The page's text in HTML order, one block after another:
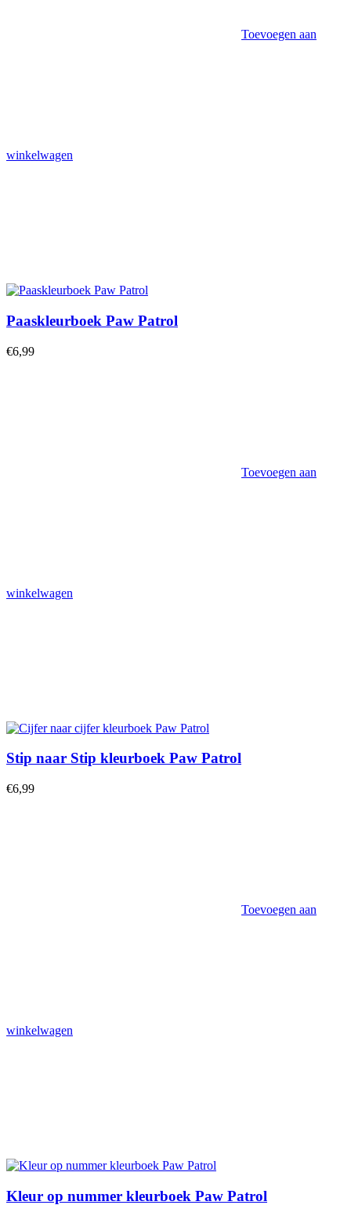
Toevoegen aan
winkelwagen
Paaskleurboek Paw Patrol
€6,99
Toevoegen aan
winkelwagen
Stip naar Stip kleurboek Paw Patrol
€6,99
Toevoegen aan
winkelwagen
Kleur op nummer kleurboek Paw Patrol